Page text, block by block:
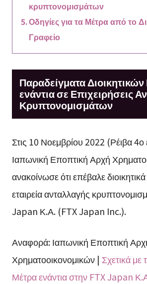
κρυπτονομισμάτων
Οδηγίες για τα Μέτρα από το
Γραφείο
Παραδείγματα
ενάντια σε Επιχειρήσεις
Κρυπτονομισμάτων
Στις 10 Νοεμβρίου 2022 (Ρέιβα 4ο
Ιαπωνική Εποπτική Αρχή
ανακοίνωσε ότι επέβαλε
εταιρεία ανταλλαγής
Japan Κ.Α. (FTX Japan Inc.).
Αναφορά: Ιαπωνική Εποπτική
Χρηματοοικονομικών | Σχετικά με
Μέτρα ενάντια στην FTX Japan